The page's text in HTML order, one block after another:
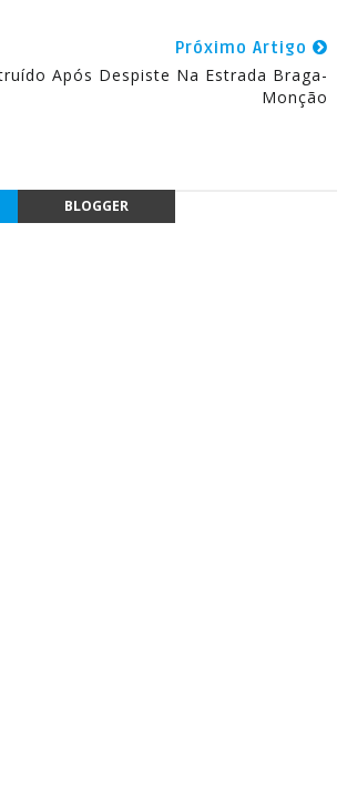
Próximo Artigo
Após Despiste Na Estrada Braga-
Monção
BLOGGER